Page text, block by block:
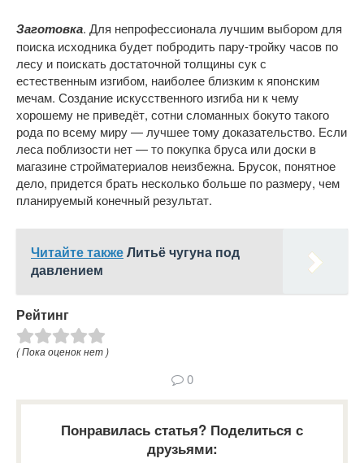
Заготовка. Для непрофессионала лучшим выбором для
поиска исходника будет побродить пару-тройку часов по
лесу и поискать достаточной толщины сук с
естественным изгибом, наиболее близким к японским
мечам. Создание искусственного изгиба ни к чему
хорошему не приведёт, сотни сломанных бокуто такого
рода по всему миру — лучшее тому доказательство. Если
леса поблизости нет — то покупка бруса или доски в
магазине стройматериалов неизбежна. Брусок, понятное
дело, придется брать несколько больше по размеру, чем
планируемый конечный результат.
Читайте такжеЛитьё чугуна под
давлением
Рейтинг
( Пока оценок нет )
0
Понравилась статья? Поделиться с
друзьями: